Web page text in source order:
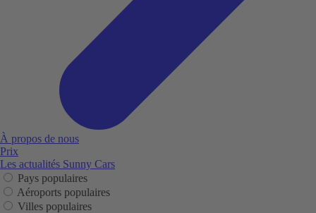
À propos de nous
Prix
Les actualités Sunny Cars
Pays populaires
Aéroports populaires
Villes populaires